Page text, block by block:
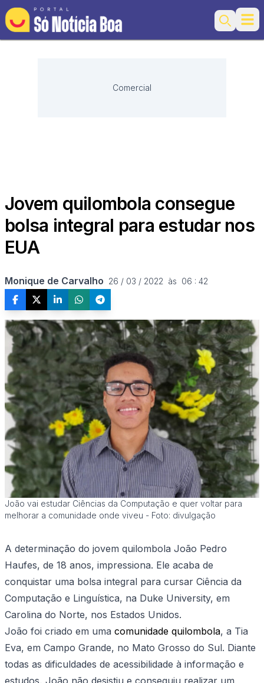
Search
Comercial
Jovem quilombola consegue
bolsa integral para estudar nos
EUA
Monique de Carvalho 26 / 03 / 2022  às  06 : 42
João vai estudar Ciências da Computação e quer voltar para
melhorar a comunidade onde viveu - Foto: divulgação
A determinação do jovem quilombola João Pedro
Haufes, de 18 anos, impressiona. Ele acaba de
conquistar uma bolsa integral para cursar Ciência da
Computação e Linguística, na Duke University, em
Carolina do Norte, nos Estados Unidos.
João foi criado em uma comunidade quilombola, a Tia
Eva, em Campo Grande, no Mato Grosso do Sul. Diante
todas as dificuldades de acessibilidade à informação e